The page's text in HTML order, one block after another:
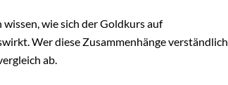
wie sich der Goldkurs auf
Wer diese Zusammenhänge verständlich
ab.